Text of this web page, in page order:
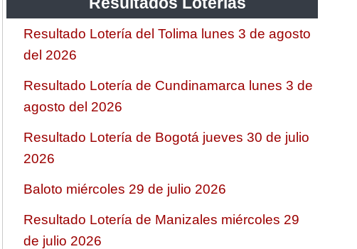
Resultado Lotería del Tolima lunes 3 de agosto
del 2026
Resultado Lotería de Cundinamarca lunes 3 de
agosto del 2026
Resultado Lotería de Bogotá jueves 30 de julio
2026
Baloto miércoles 29 de julio 2026
Resultado Lotería de Manizales miércoles 29
de julio 2026